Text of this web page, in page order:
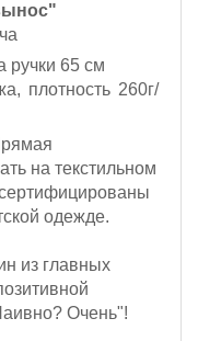
ручки 65 см
плотность 260г/
на текстильном
одежде.
из главных
Очень"!